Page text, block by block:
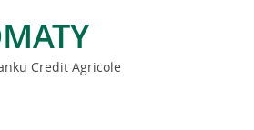
Credit Agricole